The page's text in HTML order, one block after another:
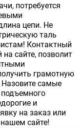
потребуется
цепи. Не
таль
Контактный
сайте, позволит
грамотную
самые
и
на заказ или
сайте!